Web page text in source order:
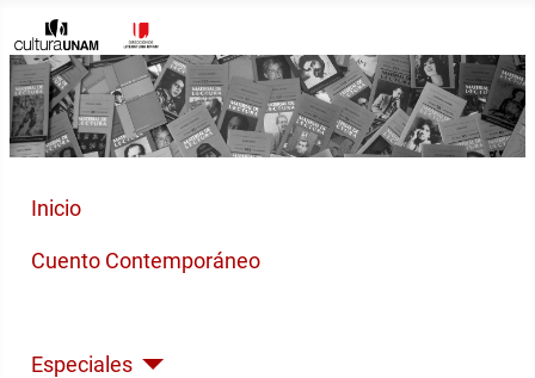
Inicio
Cuento Contemporáneo
Especiales